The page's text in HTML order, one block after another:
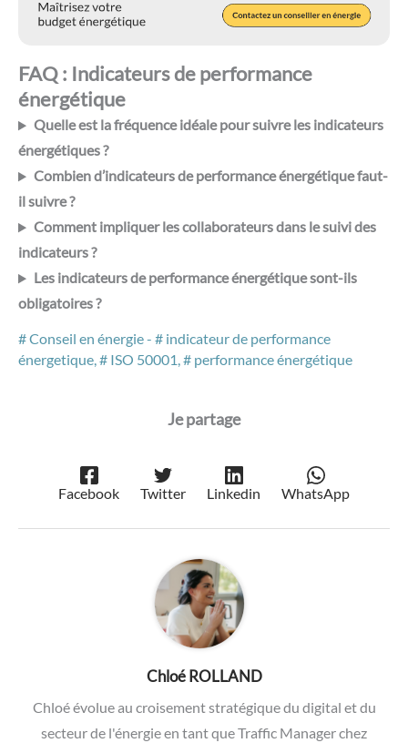
FAQ : Indicateurs de performance
énergétique
Quelle est la fréquence idéale pour suivre les indicateurs
énergétiques ?
Combien d’indicateurs de performance énergétique faut-
il suivre ?
Comment impliquer les collaborateurs dans le suivi des
indicateurs ?
Les indicateurs de performance énergétique sont-ils
obligatoires ?
Conseil en énergie-
indicateur de performance
énergetique, ISO 50001, performance énergétique
Facebook Twitter Linkedin WhatsApp
Chloé ROLLAND
Chloé évolue au croisement stratégique du digital et du
secteur de l'énergie en tant que Traffic Manager chez